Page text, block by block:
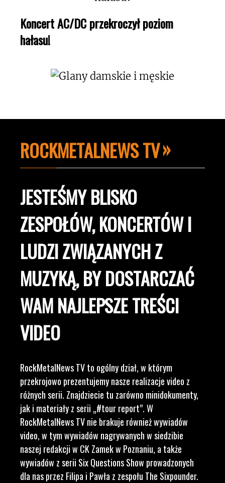
Koncert AC/DC przekroczył poziom
hałasu!
ROCKMETALNEWS TV
JESTEŚMY BLISKO
ZESPOŁÓW, KONCERTÓW I
LUDZI ZWIĄZANYCH Z
MUZYKĄ, BY DOSTARCZAĆ
WAM NAJLEPSZE TREŚCI
VIDEO
RockMetalNews TV to ogólny dział, w którym
przekrojowo prezentujemy nasze realizacje video z
różnych serii. Znajdziecie tu zarówno minidokumenty,
jak i materiały z serii „#tour report”. W
RockMetalNews TV nie brakuje również wywiadów
video, w tym wywiadów nagrywanych w siedzibie
naszej redakcji w CK Zamek w Poznaniu, a także
wywiadów z serii Six Questions Show prowadzonych
dla nas przez Filipa i Pawła z zespołu The Sixpounder.